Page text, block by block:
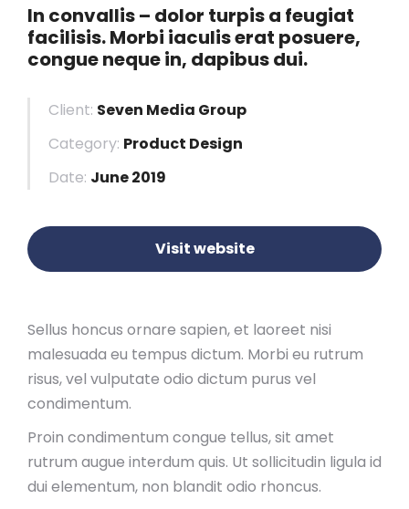
In convallis – dolor turpis a feugiat
facilisis. Morbi iaculis erat posuere,
congue neque in, dapibus dui.
Client: Seven Media Group
Category: Product Design
Date: June 2019
Visit website
Sellus honcus ornare sapien, et laoreet nisi
malesuada eu tempus dictum. Morbi eu rutrum
risus, vel vulputate odio dictum purus vel
condimentum.
Proin condimentum congue tellus, sit amet
rutrum augue interdum quis. Ut sollicitudin ligula id
dui elementum, non blandit odio rhoncus.